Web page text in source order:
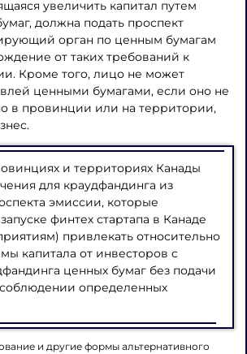
увеличить капитал путем
должна подать проспект
орган по ценным бумагам
от таких требований к
Кроме того, лицо не может
ценными бумагами, если оно не
в провинции или на территории,
и территориях Канады
для краудфандинга из
эмиссии, которые
финтех стартапа в Канаде
привлекать относительно
капитала от инвесторов с
ценных бумаг без подачи
определенных
и другие формы альтернативного